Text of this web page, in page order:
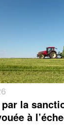
par la
à